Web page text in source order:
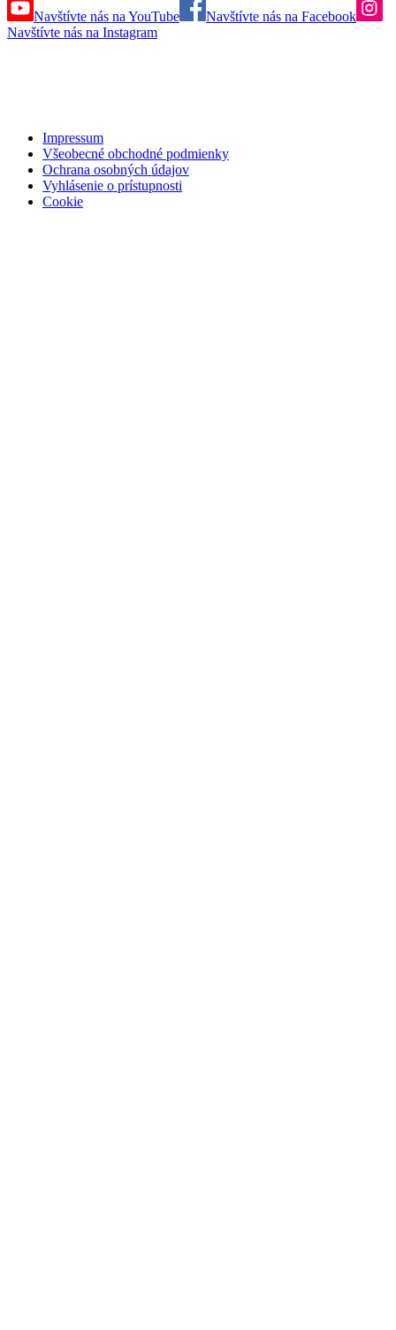
Navštívte nás na YouTube
Navštívte nás na Facebook
Navštívte nás na Instagram
Impressum
Všeobecné obchodné podmienky
Ochrana osobných údajov
Vyhlásenie o prístupnosti
Cookie